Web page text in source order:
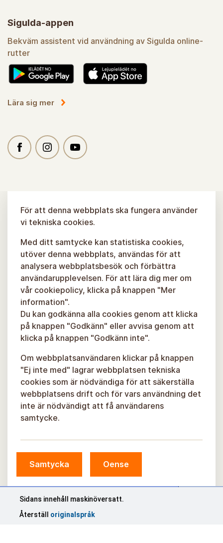
Sigulda-appen
Bekväm assistent vid användning av Sigulda online-
rutter
Lära sig mer
© Sigulda kommun, 2026.
Utvecklad av COSMODROME
För att denna webbplats ska fungera använder
vi tekniska cookies.
Med ditt samtycke kan statistiska cookies,
utöver denna webbplats, användas för att
analysera webbplatsbesök och förbättra
användarupplevelsen. För att lära dig mer om
vår cookiepolicy, klicka på knappen "Mer
information".
Du kan godkänna alla cookies genom att klicka
på knappen "Godkänn" eller avvisa genom att
klicka på knappen "Godkänn inte".
Om webbplatsanvändaren klickar på knappen
"Ej inte med" lagrar webbplatsen tekniska
cookies som är nödvändiga för att säkerställa
webbplatsens drift och för vars användning det
inte är nödvändigt att få användarens
samtycke.
Samtycka Oense
Sidans innehåll maskinöversatt.
Återställ originalspråk